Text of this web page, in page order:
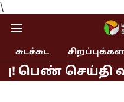
\
சுடச்சுட